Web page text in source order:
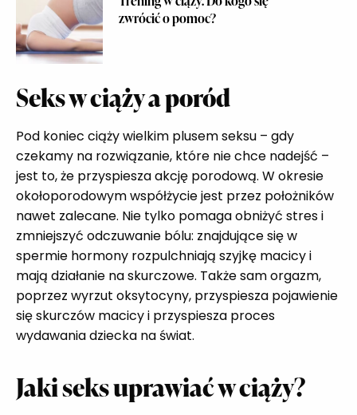
zwrócić o pomoc?
Seks w ciąży a poród
Pod koniec ciąży wielkim plusem seksu – gdy
czekamy na rozwiązanie, które nie chce nadejść –
jest to, że przyspiesza akcję porodową. W okresie
okołoporodowym współżycie jest przez położników
nawet zalecane. Nie tylko pomaga obniżyć stres i
zmniejszyć odczuwanie bólu: znajdujące się w
spermie hormony rozpulchniają szyjkę macicy i
mają działanie na skurczowe. Także sam orgazm,
poprzez wyrzut oksytocyny, przyspiesza pojawienie
się skurczów macicy i przyspiesza proces
wydawania dziecka na świat.
Jaki seks uprawiać w ciąży?